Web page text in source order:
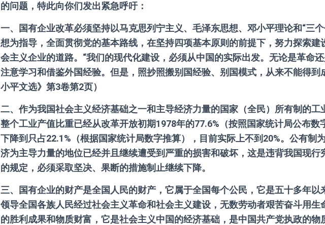
的问题，特此向你们发出紧急呼吁：
一、国有企业改革必须坚持以马克思列宁主义、毛泽东思想、邓小平理论和“三
想为指导，全面贯彻党的基本路线，在坚持四项基本原则的前提下，努力探索建
会主义企业的道路。“我们的现代化建设，必须从中国的实际出发。无论是革命
注意学习和借鉴外国经验。但是，照抄照搬别国经验、别国模式，从来不能得到
小平文选》第3卷第2页）
二、作为我国社会主义经济基础之一和主导经济力量的国家（全民）所有制的工
整个工业产值比重已经从改革开放初期1978年的77.6%（按照国家统计局公布数
下降到只占22.1%（根据国家统计局数字推算），目前实际上不到20%。公有制
济为主导力量的地位已经并且继续遭受到严重的损害和破坏，这是违背我国现行
的规定，必须采取坚决、果断的措施制止继续下降。
三、国有企业的财产是全国人民的财产，它属于全国每个公民，它是五十多年以
领导全国各族人民经过社会主义革命和社会主义建设，无数劳动者艰苦奋斗用生
的胜利成果和物质财富，它是社会主义中国的经济基础，是中国共产党执政的物